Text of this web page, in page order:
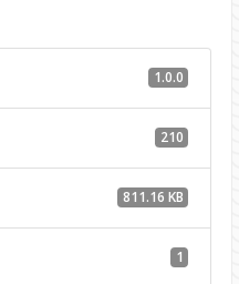
1.0.0
210
811.16 KB
1